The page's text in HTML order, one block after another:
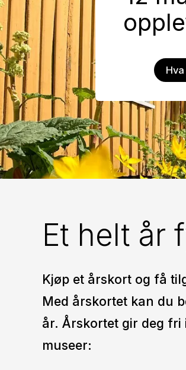
Et helt år
Kjøp et årskort og få
Med årskortet kan du
år. Årskortet gir deg
museer: